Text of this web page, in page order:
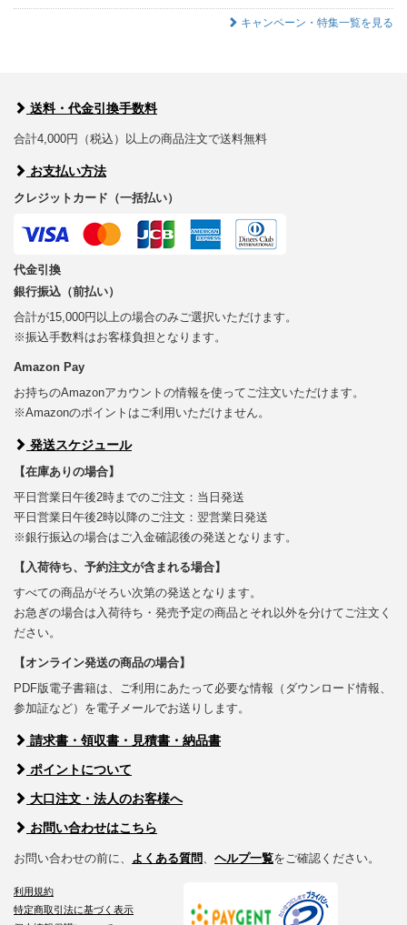
キャンペーン・特集一覧を見る
送料・代金引換手数料
合計4,000円（税込）以上の商品注文で送料無料
お支払い方法
クレジットカード（一括払い）
代金引換
銀行振込（前払い）
合計が15,000円以上の場合のみご選択いただけます。
※振込手数料はお客様負担となります。
Amazon Pay
お持ちのAmazonアカウントの情報を使ってご注文いただけます。
※Amazonのポイントはご利用いただけません。
発送スケジュール
【在庫ありの場合】
平日営業日午後2時までのご注文：当日発送
平日営業日午後2時以降のご注文：翌営業日発送
※銀行振込の場合はご入金確認後の発送となります。
【入荷待ち、予約注文が含まれる場合】
すべての商品がそろい次第の発送となります。
お急ぎの場合は入荷待ち・発売予定の商品とそれ以外を分けてご注文く
ださい。
【オンライン発送の商品の場合】
PDF版電子書籍は、ご利用にあたって必要な情報（ダウンロード情報、
参加証など）を電子メールでお送りします。
請求書・領収書・見積書・納品書
ポイントについて
大口注文・法人のお客様へ
お問い合わせはこちら
お問い合わせの前に、 よくある質問、 ヘルプ一覧をご確認ください。
利用規約
特定商取引法に基づく表示